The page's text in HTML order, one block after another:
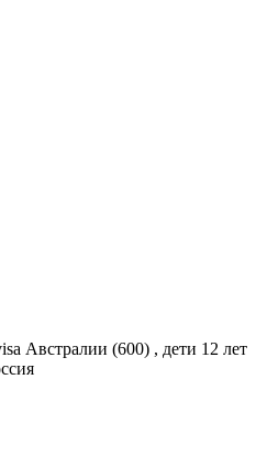
Австралии (600) , дети 12 лет